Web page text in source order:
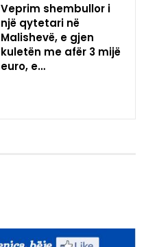
Veprim shembullor i
një qytetari në
Malishevë, e gjen
kuletën me afër 3 mijë
euro, e…